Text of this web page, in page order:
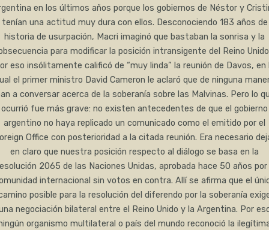
en los últimos años porque los gobiernos de Néstor y
tenían una actitud muy dura con ellos. Desconociendo 183 años de
historia de usurpación, Macri imaginó que bastaban la sonrisa y la
para modificar la posición intransigente del Reino
eso insólitamente calificó de “muy linda” la reunión de Davos, en
el primer ministro David Cameron le aclaró que de ninguna
a conversar acerca de la soberanía sobre las Malvinas. Pero lo
ocurrió fue más grave: no existen antecedentes de que el gobierno
argentino no haya replicado un comunicado como el emitido por el
Office con posterioridad a la citada reunión. Era necesario
en claro que nuestra posición respecto al diálogo se basa en la
2065 de las Naciones Unidas, aprobada hace 50 años por
internacional sin votos en contra. Allí se afirma que el
posible para la resolución del diferendo por la soberanía
negociación bilateral entre el Reino Unido y la Argentina. Por
organismo multilateral o país del mundo reconoció la